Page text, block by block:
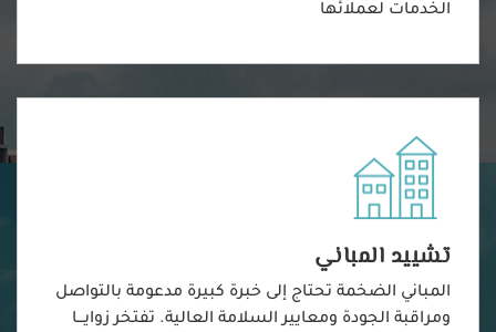
الخدمات لعملائها
تشييد المباني
المباني الضخمة تحتاج إلى خبرة كبيرة مدعومة بالتواصل
ومراقبة الجودة ومعايير السلامة العالية. تفتخر زوايـــا